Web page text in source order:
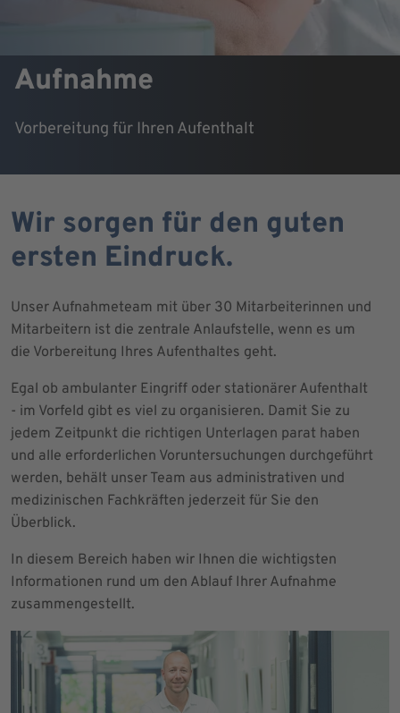
Aufnahme
Vorbereitung für Ihren Aufenthalt
Wir sorgen für den guten
ersten Eindruck.
Unser Aufnahmeteam mit über 30 Mitarbeiterinnen und
Mitarbeitern ist die zentrale Anlaufstelle, wenn es um
die Vorbereitung Ihres Aufenthaltes geht.
Egal ob ambulanter Eingriff oder stationärer Aufenthalt
- im Vorfeld gibt es viel zu organisieren. Damit Sie zu
jedem Zeitpunkt die richtigen Unterlagen parat haben
und alle erforderlichen Voruntersuchungen durchgeführt
werden, behält unser Team aus administrativen und
medizinischen Fachkräften jederzeit für Sie den
Überblick.
In diesem Bereich haben wir Ihnen die wichtigsten
Informationen rund um den Ablauf Ihrer Aufnahme
zusammengestellt.